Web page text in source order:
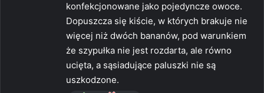
konfekcjonowane jako pojedyncze owoce.
Dopuszcza się kiście, w których brakuje nie
więcej niż dwóch bananów, pod warunkiem
że szypułka nie jest rozdarta, ale równo
ucięta, a sąsiadujące paluszki nie są
uszkodzone.